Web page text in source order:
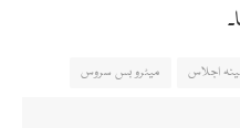
اجلاس میٹرو بس سروس